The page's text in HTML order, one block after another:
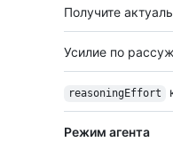
Получите
Усилие по
reasoningEffort
Режим агента